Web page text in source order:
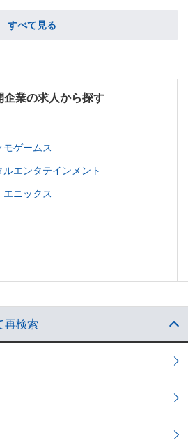
すべて見る
企業の求人から探す
ゲームス
エンタテインメント
ニックス
再検索